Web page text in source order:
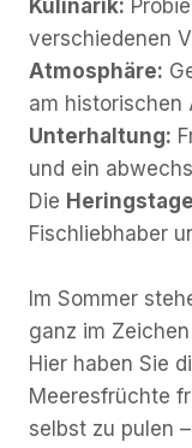
Kulinarik:
verschiedenen
Atmosphäre:
am historischen
Unterhaltung:
und ein
Die Heringstage
Fischliebhaber
Im Sommer
ganz im
Hier haben Sie
Meeresfrüchte
selbst zu pulen